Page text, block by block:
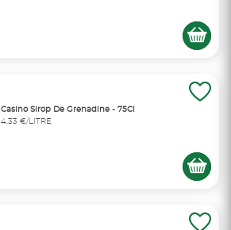
Casino Sirop De Grenadine - 75Cl
4,33 €/LITRE